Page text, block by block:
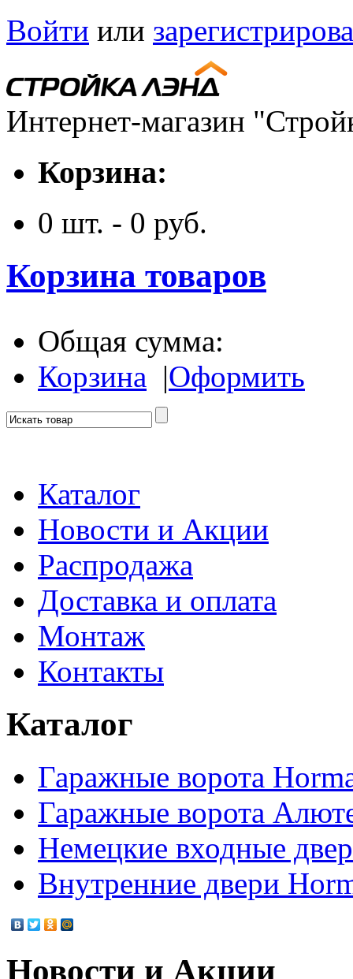
Войти или
Интернет-магазин
Корзина:
0 шт. - 0 руб.
Корзина товаров
Общая сумма:
Корзина |Оформить
Каталог
Новости и Акции
Распродажа
Доставка и оплата
Монтаж
Контакты
Каталог
Гаражные ворота
Гаражные ворота
Немецкие входные
Внутренние двери
Новости и Акции